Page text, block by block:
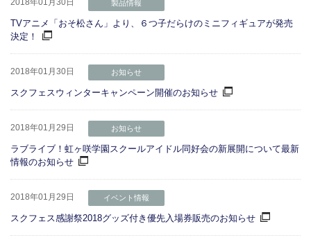
2018年01月30日 製品情報
TVアニメ「おそ松さん」より、６つ子だらけのミニフィギュアが発売
決定！
2018年01月30日 お知らせ
スクフェスウィンターキャンペーン開催のお知らせ
2018年01月29日 お知らせ
ラブライブ！虹ヶ咲学園スクールアイドル同好会の新展開について最新
情報のお知らせ
2018年01月29日 イベント情報
スクフェス感謝祭2018グッズ付き優先入場券販売のお知らせ